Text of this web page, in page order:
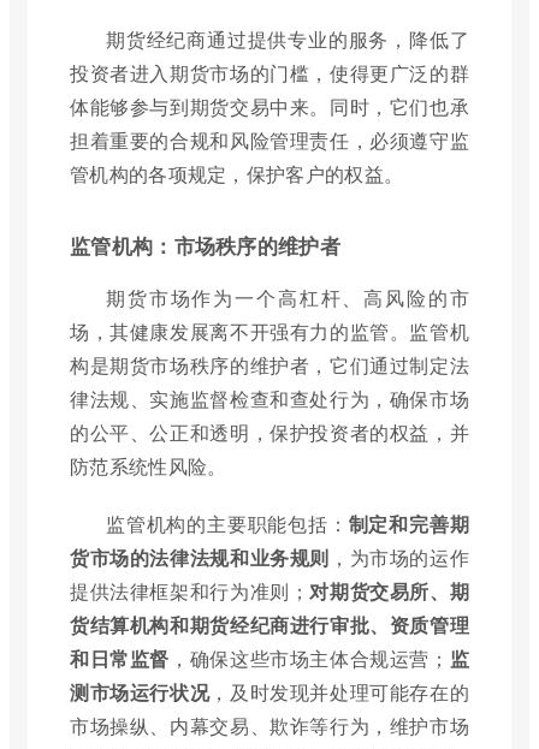
期货经纪商通过提供专业的服务，降低了
投资者进入期货市场的门槛，使得更广泛的群
体能够参与到期货交易中来。同时，它们也承
担着重要的合规和风险管理责任，必须遵守监
管机构的各项规定，保护客户的权益。
监管机构：市场秩序的维护者
期货市场作为一个高杠杆、高风险的市
场，其健康发展离不开强有力的监管。监管机
构是期货市场秩序的维护者，它们通过制定法
律法规、实施监督检查和查处行为，确保市场
的公平、公正和透明，保护投资者的权益，并
防范系统性风险。
监管机构的主要职能包括： 制定和完善期
货市场的法律法规和业务规则 ，为市场的运作
提供法律框架和行为准则；对期货交易所、期
货结算机构和期货经纪商进行审批、资质管理
和日常监督 ，确保这些市场主体合规运营； 监
测市场运行状况，及时发现并处理可能存在的
市场操纵、内幕交易、欺诈等行为，维护市场